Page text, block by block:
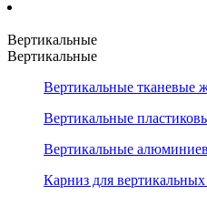
Вертикальные
Вертикальные
Вертикальные тканевые
Вертикальные
Вертикальные
Карниз для